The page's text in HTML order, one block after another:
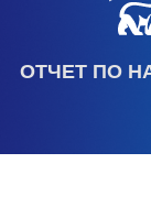
ОТЧЕТ ПО